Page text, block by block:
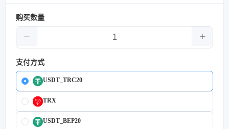
购买数量
支付方式
USDT_TRC20
TRX
USDT_BEP20